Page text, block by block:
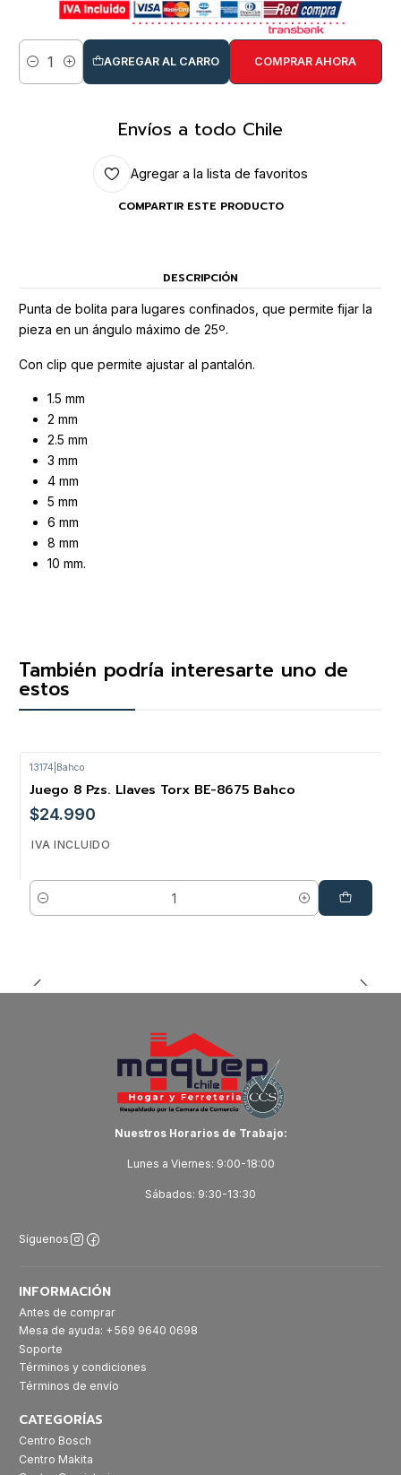
Cantidad
AGREGAR AL CARRO COMPRAR AHORA
Envíos a todo Chile
Agregar a la lista de favoritos
COMPARTIR ESTE PRODUCTO
DESCRIPCIÓN
Punta de bolita para lugares confinados, que permite fijar la
pieza en un ángulo máximo de 25º.
Con clip que permite ajustar al pantalón.
1.5 mm
2 mm
2.5 mm
3 mm
4 mm
5 mm
6 mm
8 mm
10 mm.
También podría interesarte uno de
estos
13174 Bahco
Juego 8 Pzs. Llaves Torx BE-8675 Bahco
$24.990
IVA INCLUIDO
Cantidad
Nuestros Horarios de Trabajo:
Lunes a Viernes: 9:00-18:00
Sábados: 9:30-13:30
Síguenos
INFORMACIÓN
Antes de comprar
Mesa de ayuda: +569 9640 0698
Soporte
Términos y condiciones
Términos de envío
CATEGORÍAS
Centro Bosch
Centro Makita